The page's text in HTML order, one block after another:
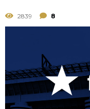
SERWIS
2839 8